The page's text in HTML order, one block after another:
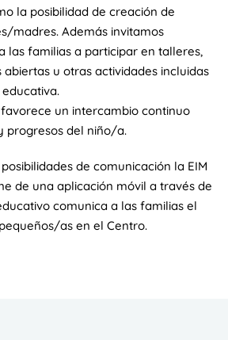
la posibilidad de creación de
madres. Además invitamos
las familias a participar en talleres,
u otras actividades incluidas
un intercambio continuo
progresos del niño/a.
de comunicación la EIM
de una aplicación móvil a través de
comunica a las familias el
as en el Centro.